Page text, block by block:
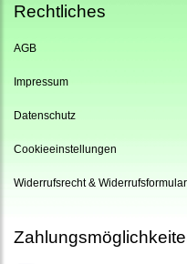
Rechtliches
AGB
Impressum
Datenschutz
Cookieeinstellungen
Widerrufsrecht & Widerrufsformular